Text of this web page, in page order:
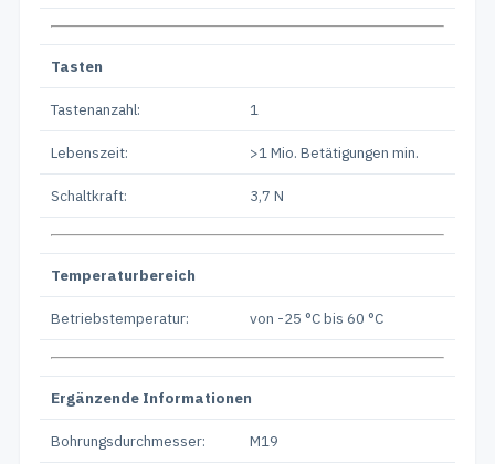
Tasten
Tastenanzahl: 1
Lebenszeit: >1 Mio. Betätigungen min.
Schaltkraft: 3,7 N
Temperaturbereich
Betriebstemperatur: von -25 °C bis 60 °C
Ergänzende Informationen
Bohrungsdurchmesser: M19